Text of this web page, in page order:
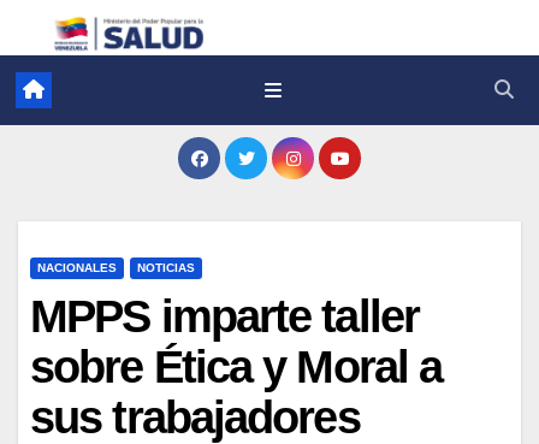
NACIONALES NOTICIAS
MPPS imparte taller
sobre Ética y Moral a
sus trabajadores